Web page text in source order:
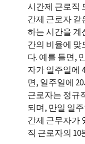
시간제 근로직
간제 근로자 같
하는 시간을 계
간의 비율에 맞
다. 예를 들면,
자가 일주일에
면, 일주일에
근로자는 정규
되며, 만일 일
간제 근무자가
직 근로자의 10